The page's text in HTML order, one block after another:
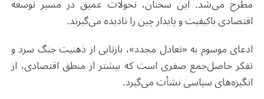
مطرح می‌شد. این سخنان، تحولات عمیق در مسیر توسعه
اقتصادی باکیفیت و پایدار چین را نادیده می‌گیرند.
ادعای موسوم به «تعادل مجدد»، بازتابی از ذهنیت جنگ سرد و
تفکر حاصل‌جمع صفری است که بیشتر از منطق اقتصادی، از
انگیزه‌های سیاسی نشأت می‌گیرد.